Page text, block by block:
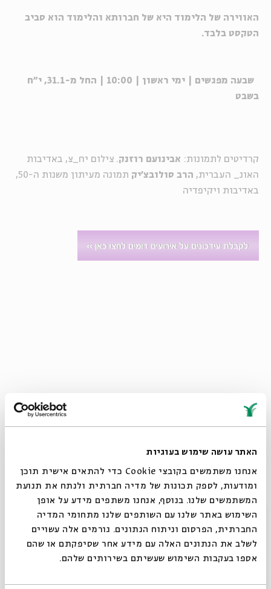
האתר עושה שימוש בעוגיות
אנחנו משתמשים בקובצי Cookie כדי להתאים אישית תוכן
ומודעות, לספק תכונות של מדיה חברתית ולנתח את תנועת
המשתמשים שלנו. בנוסף, אנחנו משתפים מידע על אופן
השימוש באתר שלנו עם השותפים שלנו מתחומי המדיה
החברתית, הפרסום וניתוח הנתונים. גורמים אלה עשויים
לשלב את הנתונים האלה עם מידע אחר שסיפקתם או שהם
אספו בעקבות השימוש שעשיתם בשירותים שלהם.
האווירה של הלימוד היא של חברותא והלימוד הוא סביב
הטקסט בלבד.
שבעה מפגשים | ימי ראשון | 10:00 | החל מ-31.1, י"ח
בשבט
קרדיטים לתמונות:​ אבינועם רוזנק. צילום יח_צ, באדיבות
האונ_ העברית, הרב סולובצ'יק
תמונה מעיתון משנות ה-50,
באדיבות ויקיפדיה
הרב סולובייצ'יקהוא דמות מרתקת. הוא יצר שילוב עמוק בין
"איש ההלכה" ו"איש האמונה".
בחורף זה התכנסנו קבוצה של עשרות משתתפים ללימוד
חברותא של החיבור "איש ההלכה" של הרי"ד סולובייצ'יק,
מגדולי המחשבה היהודית במאה ה-20. אט-אט עברנו עמוד
אחר עמוד ונכנסנו לעומק עולמו. כל עמוד פתח לפנינו עולמות
סגור